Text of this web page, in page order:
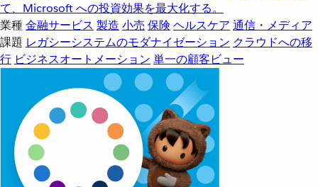
て、Microsoft への投資効果を最大化する。
業種金融サービス 製造 小売 保険 ヘルスケア 通信・メディア
課題 レガシーシステムのモダナイゼーション クラウドへの移
行 ビジネスオートメーション 単一の顧客ビュー